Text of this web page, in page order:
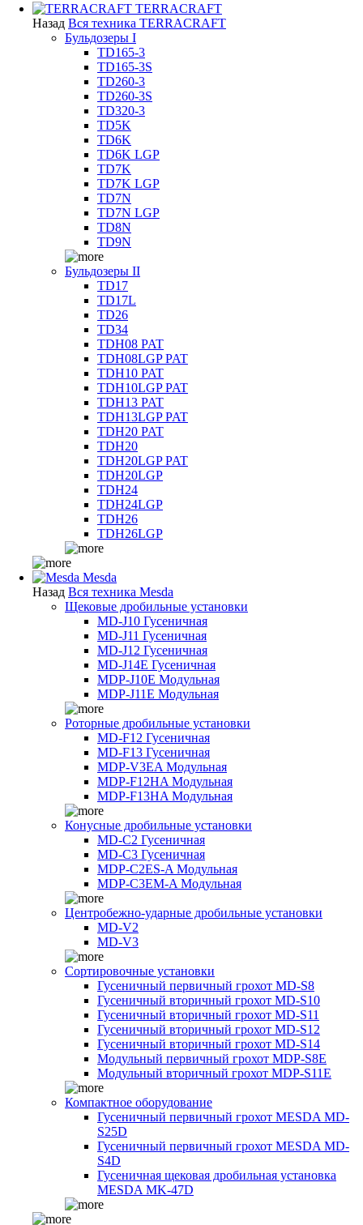
TERRACRAFT
Назад Вся техника TERRACRAFT
Бульдозеры I
TD165-3
TD165-3S
TD260-3
TD260-3S
TD320-3
TD5K
TD6K
TD6K LGP
TD7K
TD7K LGP
TD7N
TD7N LGP
TD8N
TD9N
Бульдозеры II
TD17
TD17L
TD26
TD34
TDH08 PAT
TDH08LGP PAT
TDH10 PAT
TDH10LGP PAT
TDH13 PAT
TDH13LGP PAT
TDH20 PAT
TDH20
TDH20LGP PAT
TDH20LGP
TDH24
TDH24LGP
TDH26
TDH26LGP
Mesda
Назад Вся техника Mesda
Щековые дробильные установки
MD-J10 Гусеничная
MD-J11 Гусеничная
MD-J12 Гусеничная
MD-J14E Гусеничная
MDP-J10E Модульная
MDP-J11E Модульная
Роторные дробильные установки
MD-F12 Гусеничная
MD-F13 Гусеничная
MDP-V3EA Модульная
MDP-F12HA Модульная
MDP-F13HA Модульная
Конусные дробильные установки
MD-C2 Гусеничная
MD-C3 Гусеничная
MDP-C2ES-A Модульная
MDP-C3EM-A Модульная
Центробежно-ударные дробильные установки
MD-V2
MD-V3
Сортировочные установки
Гусеничный первичный грохот MD-S8
Гусеничный вторичный грохот MD-S10
Гусеничный вторичный грохот MD-S11
Гусеничный вторичный грохот MD-S12
Гусеничный вторичный грохот MD-S14
Модульный первичный грохот MDP-S8E
Модульный вторичный грохот MDP-S11E
Компактное оборудование
Гусеничный первичный грохот MESDA MD-
S25D
Гусеничный первичный грохот MESDA MD-
S4D
Гусеничная щековая дробильная установка
MESDA MK-47D